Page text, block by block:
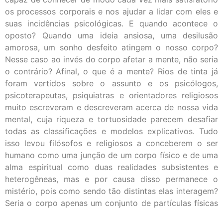
os processos corporais e nos ajudar a lidar com eles e
suas incidências psicológicas. E quando acontece o
oposto? Quando uma ideia ansiosa, uma desilusão
amorosa, um sonho desfeito atingem o nosso corpo?
Nesse caso ao invés do corpo afetar a mente, não seria
o contrário? Afinal, o que é a mente? Rios de tinta já
foram vertidos sobre o assunto e os psicólogos,
psicoterapeutas, psiquiatras e orientadores religiosos
muito escreveram e descreveram acerca de nossa vida
mental, cuja riqueza e tortuosidade parecem desafiar
todas as classificações e modelos explicativos. Tudo
isso levou filósofos e religiosos a conceberem o ser
humano como uma junção de um corpo físico e de uma
alma espiritual como duas realidades subsistentes e
heterogêneas, mas e por causa disso permanece o
mistério, pois como sendo tão distintas elas interagem?
Seria o corpo apenas um conjunto de partículas físicas